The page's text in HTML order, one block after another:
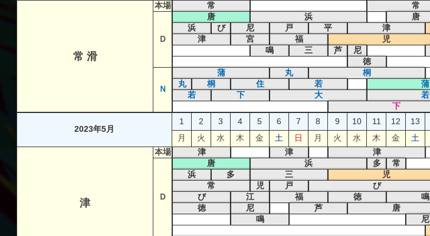
常 滑
本場 常 常
Ｄ
唐 浜 唐
浜
び 尼 戸 平 津
津
宮 福 児
鳴
三 芦 尼
徳
Ｎ
蒲 丸 桐
丸
桐 住 若 蒲
若
下 大 若
下
2023年5月
1 2 3 4 5 6 7 8 9 10 11 12 13
月
火 水 木 金 土 日 月 火 水 木 金 土
津
本場 津 津 津
Ｄ
唐 浜 多 常
浜
多 三 児
常
児 戸 び
び
江 福 徳 鳴
徳
尼 芦 唐
鳴
尼